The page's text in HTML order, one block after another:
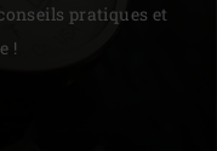
pratiques et
!